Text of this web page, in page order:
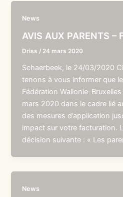
News
AVIS AUX PARENTS –
Driss / 24 mars 2020
Schaerbeek, le 24/03/2020
tenons à vous informer que
Fédération Wallonie-
mars 2020 dans le cadre lié
des mesures d’application
impact sur votre facturation.
décision suivante : « Les
News